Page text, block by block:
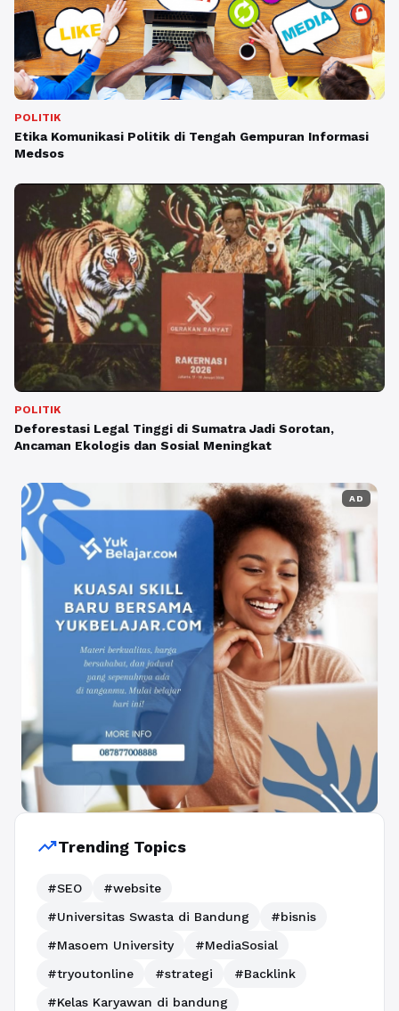
POLITIK
Etika Komunikasi Politik di Tengah Gempuran Informasi
Medsos
POLITIK
Deforestasi Legal Tinggi di Sumatra Jadi Sorotan,
Ancaman Ekologis dan Sosial Meningkat
AD
trending_upTrending Topics
#SEO
#website
#Universitas Swasta di Bandung
#bisnis
#Masoem University
#MediaSosial
#tryoutonline
#strategi
#Backlink
#Kelas Karyawan di bandung